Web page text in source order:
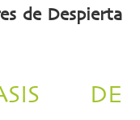
de Despierta
DE